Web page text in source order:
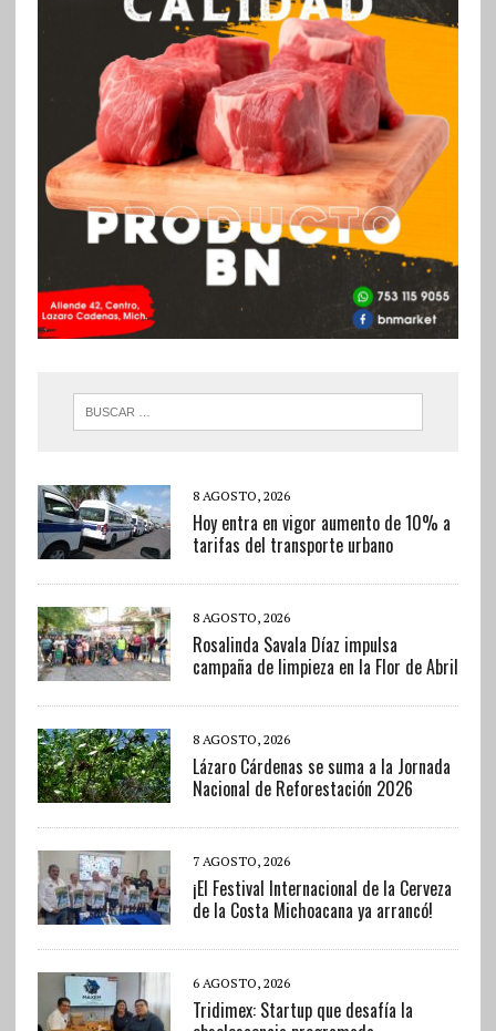
8 AGOSTO, 2026
Hoy entra en vigor aumento de 10% a
tarifas del transporte urbano
8 AGOSTO, 2026
Rosalinda Savala Díaz impulsa
campaña de limpieza en la Flor de Abril
8 AGOSTO, 2026
Lázaro Cárdenas se suma a la Jornada
Nacional de Reforestación 2026
7 AGOSTO, 2026
¡El Festival Internacional de la Cerveza
de la Costa Michoacana ya arrancó!
6 AGOSTO, 2026
Tridimex: Startup que desafía la